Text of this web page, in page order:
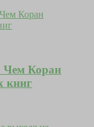
Чем Коран
книг